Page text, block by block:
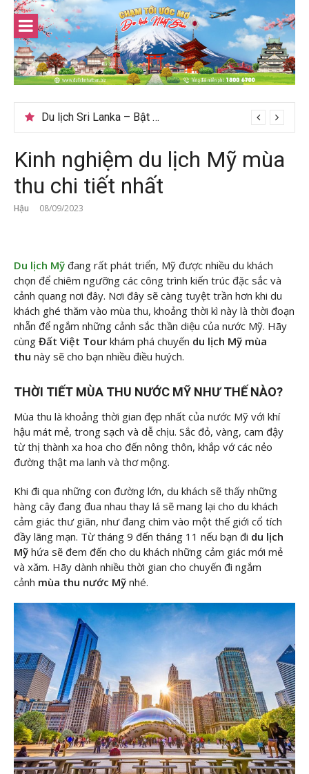
Skip
content
Gợi ý – Tháng 7 Hàn Quốc nên đi đâu, mặc gì đẹp?
Kinh nghiệm du lịch Mỹ mùa
thu chi tiết nhất
Hậu 08/09/2023
Du lịch Mỹ đang rất phát triển, Mỹ được nhiều du khách
chọn để chiêm ngưỡng các công trình kiến trúc đặc sắc và
cảnh quang nơi đây. Nơi đây sẽ càng tuyệt trần hơn khi du
khách ghé thăm vào mùa thu, khoảng thời kì này là thời đoạn
nhẵn để ngắm những cảnh sắc thần diệu của nước Mỹ. Hãy
cùng Đất Việt Tour khám phá chuyến du lịch Mỹ mùa
thu này sẽ cho bạn nhiều điều huých.
THỜI TIẾT MÙA THU NƯỚC MỸ NHƯ THẾ NÀO?
Mùa thu là khoảng thời gian đẹp nhất của nước Mỹ với khí
hậu mát mẻ, trong sạch và dễ chịu. Sắc đỏ, vàng, cam đậy
từ thị thành xa hoa cho đến nông thôn, khắp vớ các nẻo
đường thật ma lanh và thơ mộng.
Khi đi qua những con đường lớn, du khách sẽ thấy những
hàng cây đang đua nhau thay lá sẽ mang lại cho du khách
cảm giác thư giãn, như đang chìm vào một thế giới cổ tích
đầy lãng mạn. Từ tháng 9 đến tháng 11 nếu bạn đi du lịch
Mỹ hứa sẽ đem đến cho du khách những cảm giác mới mẻ
và xăm. Hãy dành nhiều thời gian cho chuyến đi ngắm
cảnh mùa thu nước Mỹ nhé.